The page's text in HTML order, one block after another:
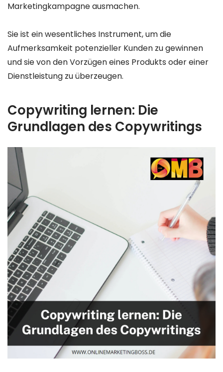
Marketingkampagne ausmachen.
Sie ist ein wesentliches Instrument, um die
Aufmerksamkeit potenzieller Kunden zu gewinnen
und sie von den Vorzügen eines Produkts oder einer
Dienstleistung zu überzeugen.
Copywriting lernen: Die
Grundlagen des Copywritings